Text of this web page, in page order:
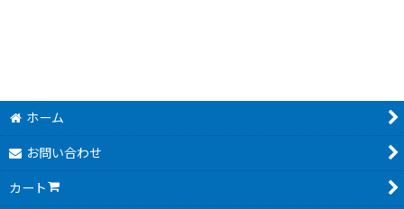
ホーム
お問い合わせ
カート